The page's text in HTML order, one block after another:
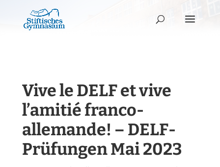
Vive le DELF et vive
l’amitié franco-
allemande! – DELF-
Prüfungen Mai 2023